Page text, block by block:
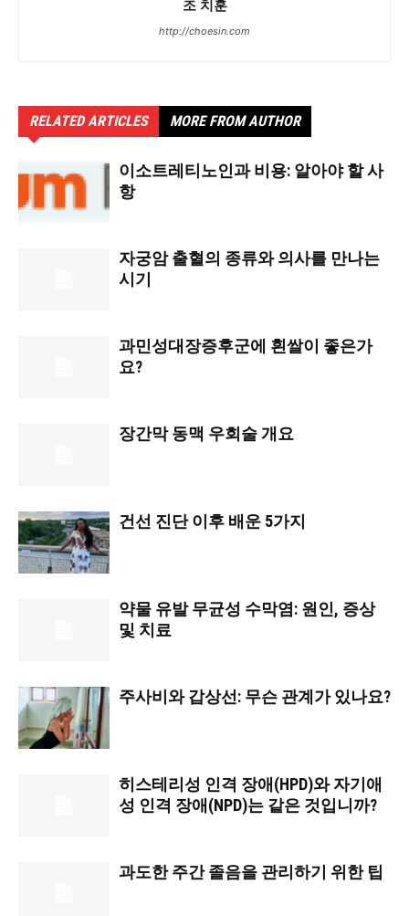
조 치훈
http://choesin.com
RELATED ARTICLES MORE FROM AUTHOR
이소트레티노인과 비용: 알아야 할 사
항
자궁암 출혈의 종류와 의사를 만나는
시기
과민성대장증후군에 흰쌀이 좋은가
요?
장간막 동맥 우회술 개요
건선 진단 이후 배운 5가지
약물 유발 무균성 수막염: 원인, 증상
및 치료
주사비와 갑상선: 무슨 관계가 있나요?
히스테리성 인격 장애(HPD)와 자기애
성 인격 장애(NPD)는 같은 것입니까?
과도한 주간 졸음을 관리하기 위한 팁